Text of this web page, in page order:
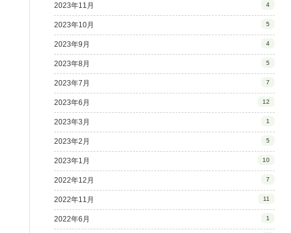
2023年11月 4
2023年10月 5
2023年9月 4
2023年8月 5
2023年7月 7
2023年6月 12
2023年3月 1
2023年2月 5
2023年1月 10
2022年12月 7
2022年11月 11
2022年6月 1